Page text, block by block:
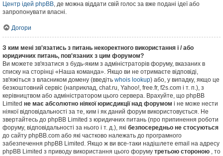
Центр ідей phpBB, де можна віддати свій голос за вже подані ідеї або
запропонувати власні.
Догори
З ким мені зв'язатись з питань некоректного використання і / або
юридичних питань, пов'язаних з цим форумом?
Ви можете зв'язатися з будь-яким з адміністраторів форуму, вказаних в
списку на сторінці «Наша команда». Якщо ви не отримаєте відповіді,
зв'яжіться з власником домену (введіть whois lookup) або, у випадку, якщо це
безкоштовний сервіс (наприклад, chat.ru, Yahoo!, free.fr, f2s.com і т. п.), з
керівництвом або адміністратором цього сервера. Врахуйте, що phpBB
Limited не має абсолютно ніякої юрисдикції над форумом і не може нести
ніякої відповідальності за те, ким і як даний форум використовується. Не
звертайтесь до phpBB Limited з юридичних питань (про припинення роботи
форуму, відповідальності за нього і т. д.), які безпосередньо не стосуються
до сайту phpBB.com або які частково належать до програмного
забезпечення phpBB Limited. Якщо ж ви все-таки надішлете email на адресу
phpBB Limited з приводу використання цього форуму третьою стороною , то